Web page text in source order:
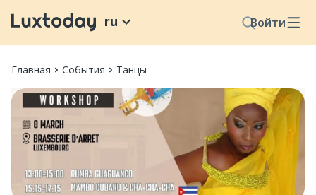
Войти
ru
Главная События Танцы